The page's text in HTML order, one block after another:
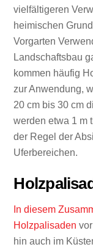
vielfältigeren
heimischen
Vorgarten
Landschaftsbau
kommen häufig
zur Anwendung,
20 cm bis 30 cm
werden etwa 1 m
der Regel der
Uferbereichen.
In diesem
Holzpalisaden
hin auch im